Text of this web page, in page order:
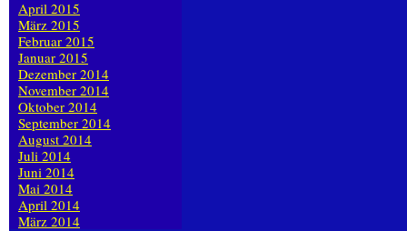
April 2015
März 2015
Februar 2015
Januar 2015
Dezember 2014
November 2014
Oktober 2014
September 2014
August 2014
Juli 2014
Juni 2014
Mai 2014
April 2014
März 2014